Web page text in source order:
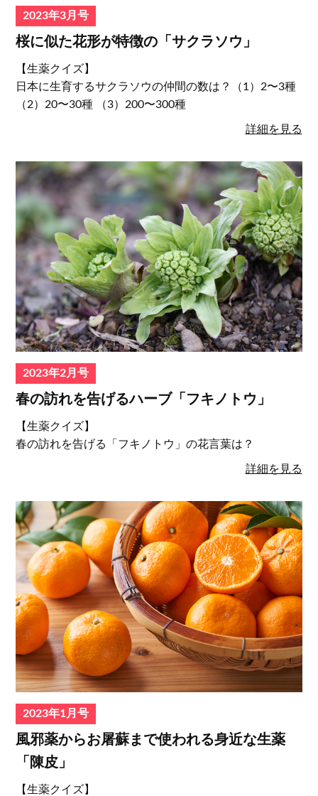
2023年3月号
桜に似た花形が特徴の「サクラソウ」
【生薬クイズ】
日本に生育するサクラソウの仲間の数は？（1）2〜3種
（2）20〜30種 （3）200〜300種
詳細を見る
2023年2月号
春の訪れを告げるハーブ「フキノトウ」
【⽣薬クイズ】
春の訪れを告げる「フキノトウ」の花⾔葉は？
詳細を見る
2023年1月号
風邪薬からお屠蘇まで使われる身近な生薬
「陳皮」
【生薬クイズ】